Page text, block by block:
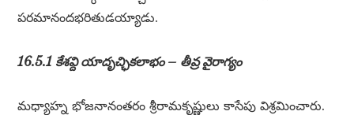
పరమానందభరితుడయ్యాడు.
16.5.1 కేశవ్ది యాదృచ్ఛికలాభం – తీవ్ర వైరాగ్యం
మధ్యాహ్న భోజనానంతరం శ్రీరామకృష్ణులు కాసేపు విశ్రమించారు.